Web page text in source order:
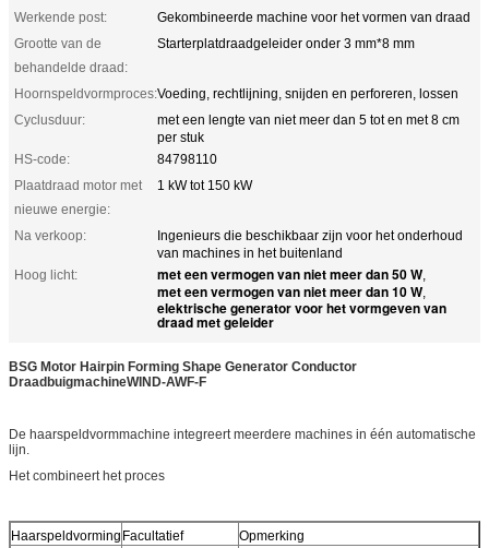
Werkende post:
Gekombineerde machine voor het vormen van draad
Grootte van de
behandelde draad:
Starterplatdraadgeleider onder 3 mm*8 mm
Hoornspeldvormproces:Voeding, rechtlijning, snijden en perforeren, lossen
Cyclusduur:
met een lengte van niet meer dan 5 tot en met 8 cm
per stuk
HS-code:
84798110
Plaatdraad motor met
nieuwe energie:
1 kW tot 150 kW
Na verkoop:
Ingenieurs die beschikbaar zijn voor het onderhoud
van machines in het buitenland
Hoog licht:
met een vermogen van niet meer dan 50 W,
met een vermogen van niet meer dan 10 W,
elektrische generator voor het vormgeven van
draad met geleider
BSG Motor Hairpin Forming Shape Generator Conductor
DraadbuigmachineWIND-AWF-F
De haarspeldvormmachine integreert meerdere machines in één automatische
lijn.
Het combineert het proces
Haarspeldvorming Facultatief
Opmerking